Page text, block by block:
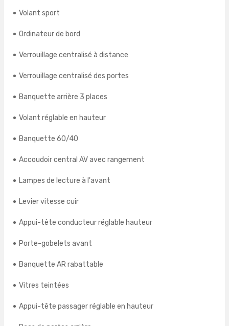
Volant sport
Ordinateur de bord
Verrouillage centralisé à distance
Verrouillage centralisé des portes
Banquette arrière 3 places
Volant réglable en hauteur
Banquette 60/40
Accoudoir central AV avec rangement
Lampes de lecture à l'avant
Levier vitesse cuir
Appui-tête conducteur réglable hauteur
Porte-gobelets avant
Banquette AR rabattable
Vitres teintées
Appui-tête passager réglable en hauteur